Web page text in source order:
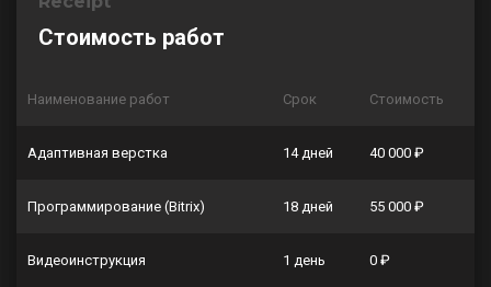
Стоимость работ
Наименование работ Срок Стоимость
Адаптивная верстка 14 дней 40 000 ₽
Программирование (Bitrix) 18 дней 55 000 ₽
Видеоинструкция 1 день 0 ₽